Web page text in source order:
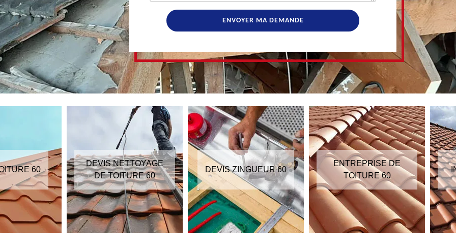
60
DEVIS NETTOYAGE
DE TOITURE 60
DEVIS ZINGUEUR 60
ENTREPRISE DE
TOITURE 60